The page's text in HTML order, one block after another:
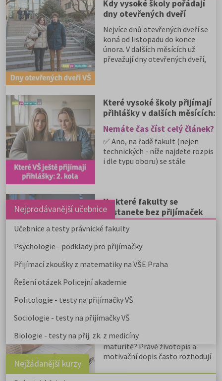
Kdy vysoké školy pořádají
dny otevřených dveří
Nejvíce dnů otevřených dveří se
koná od listopadu do konce
února. V dalších měsících už
převažují dny otevřených dveří,
které konají soukromé vysoké
Které vysoké školy přijímají
přihlášky v dalších měsících:
2. kola
Nemáte čas číst celý článek?
✅ Ano, na řadě fakult (nejen
technických - níže najdete rozpis
i dle typu oboru) se stále
✅ Některé školy přijímají
přihlášky i během léta.
✅ Rozpis podle jednotlivých
škol najdete v příloze k článku.
aktualizovaný přehled a další
možnosti mimo veřejné VŠ.
Na které fakulty se
dostanete bez přijímaček
2026?
Aktualizováno o 2. kola a
našem přehledu najdete ty
alespoň na 1 program či obor
můžete dostat bez přijímací
zkoušky, aniž byste o prominutí
přijímaček museli žádat.
Jak napsat životopis bez
praxe? Průvodce pro
studenty
práci nebo první zaměstnání po
maturitě? Právě životopis a
motivační dopis často rozhodují
o tom, zda vás zaměstnavatel
pozve na pohovor. Dobrá zpráva
Reklama Reklama
Nejprodávanější učebnice
Učebnice a testy právnické fakulty
Psychologie - podklady pro přijímačky
Přijímací zkoušky z matematiky na VŠE Praha
Řešení otázek Policejní akademie
Politologie - testy na přijímačky VŠ
Sociologie - testy na přijímačky VŠ
Biologie - testy na přij. zk. z medicíny
Nejžádanější kurzy